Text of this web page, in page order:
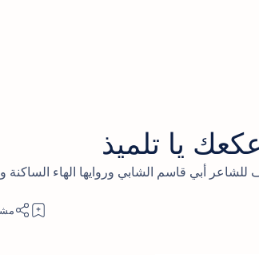
يا تلميذ
أبي قاسم الشابي وروايها الهاء الساكنة و